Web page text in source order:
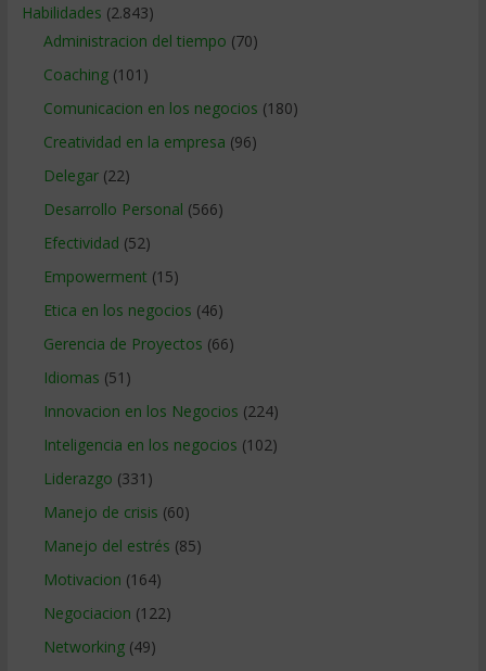
Habilidades (2.843)
Administracion del tiempo (70)
Coaching(101)
Comunicacion en los negocios (180)
Creatividad en la empresa (96)
Delegar(22)
Desarrollo Personal (566)
Efectividad (52)
Empowerment (15)
Etica en los negocios (46)
Gerencia de Proyectos (66)
Idiomas (51)
Innovacion en los Negocios (224)
Inteligencia en los negocios (102)
Liderazgo (331)
Manejo de crisis (60)
Manejo del estrés (85)
Motivacion (164)
Negociacion (122)
Networking(49)